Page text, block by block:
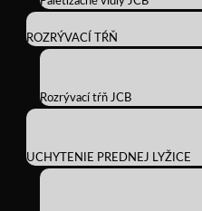
ROZRÝVACÍ TŔŇ
Rozrývací tŕň JCB
UCHYTENIE PREDNEJ LYŽICE